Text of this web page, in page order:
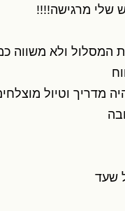
שלי מרגישה!!!!
המסלול ולא משווה
מדריך וטיול
שעד